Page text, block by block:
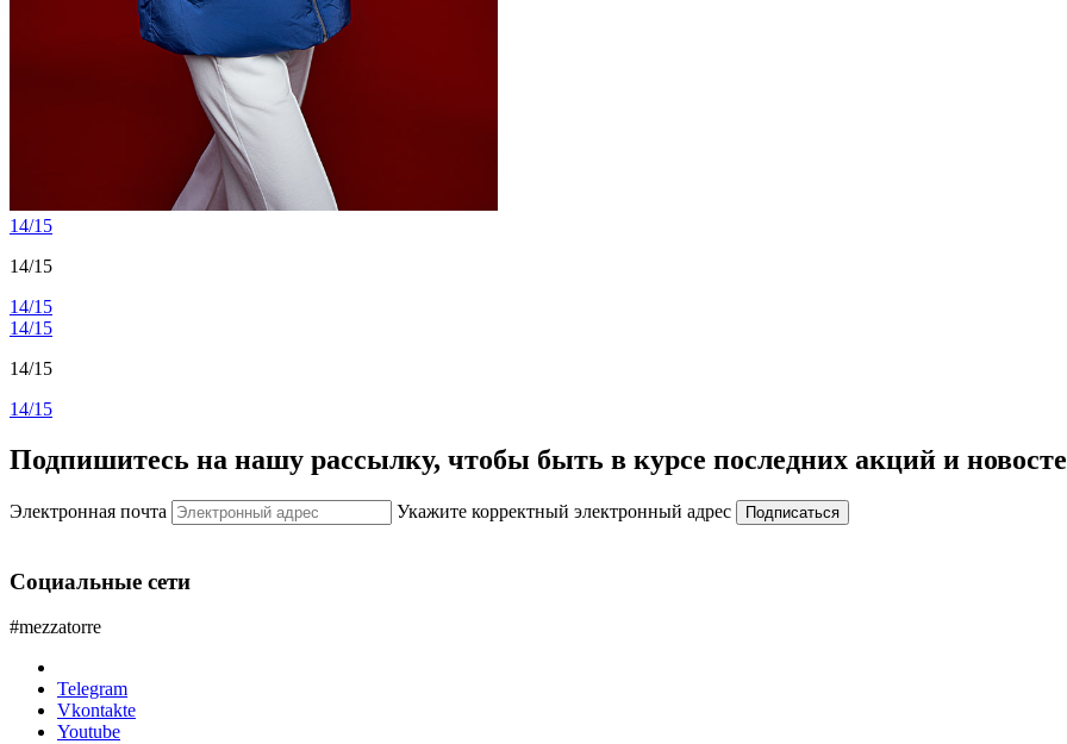
14/15
14/15
14/15
14/15
14/15
14/15
Подпишитесь на нашу рассылку, чтобы быть в курсе последних акций и
Электронная почта Укажите корректный электронный адрес Подписаться
Социальные сети
#mezzatorre
Telegram
Vkontakte
Youtube